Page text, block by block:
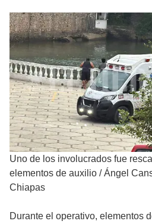
Uno de los involucrados fue
elementos de auxilio /Ángel
Chiapas
Durante el operativo, elementos